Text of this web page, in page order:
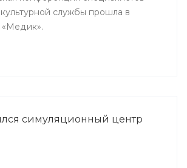
службы прошла в
симуляционный центр